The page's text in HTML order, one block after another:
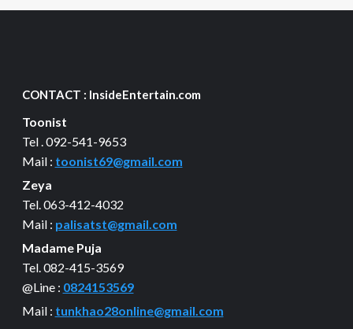
CONTACT : InsideEntertain.com
Toonist
Tel . 092-541-9653
Mail : toonist69@gmail.com
Zeya
Tel. 063-412-4032
Mail : palisatst@gmail.com
Madame Puja
Tel. 082-415-3569
@Line : 0824153569
Mail : tunkhao28online@gmail.com